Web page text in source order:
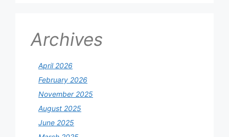
Archives
April 2026
February 2026
November 2025
August 2025
June 2025